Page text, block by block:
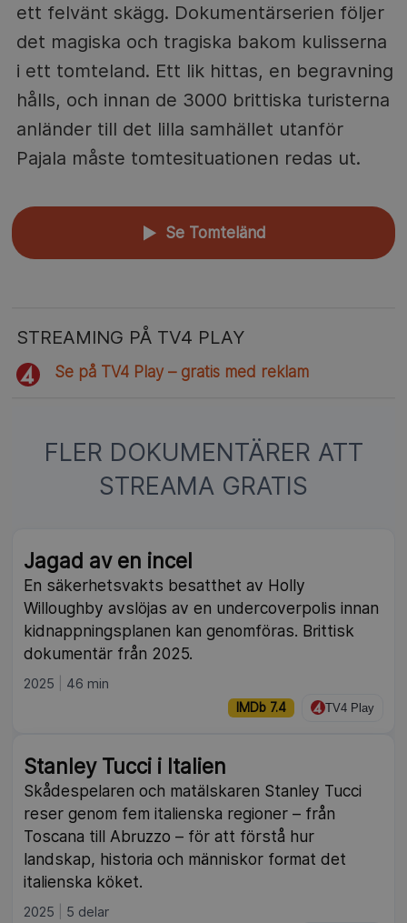
ett felvänt skägg. Dokumentärserien följer
det magiska och tragiska bakom kulisserna
i ett tomteland. Ett lik hittas, en begravning
hålls, och innan de 3000 brittiska turisterna
anländer till det lilla samhället utanför
Pajala måste tomtesituationen redas ut.
▲ Se Tomteländ
STREAMING PÅ TV4 PLAY
Se på TV4 Play – gratis med reklam
FLER DOKUMENTÄRER ATT
STREAMA GRATIS
Jagad av en incel
En säkerhetsvakts besatthet av Holly
Willoughby avslöjas av en undercoverpolis innan
kidnappningsplanen kan genomföras. Brittisk
dokumentär från 2025.
2025 46 min
IMDb 7.4 TV4 Play
Stanley Tucci i Italien
Skådespelaren och matälskaren Stanley Tucci
reser genom fem italienska regioner – från
Toscana till Abruzzo – för att förstå hur
landskap, historia och människor format det
italienska köket.
2025 5 delar